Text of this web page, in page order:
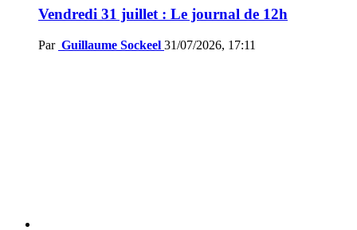
Vendredi 31 juillet : Le journal de 12h
Par Guillaume Sockeel 31/07/2026, 17:11